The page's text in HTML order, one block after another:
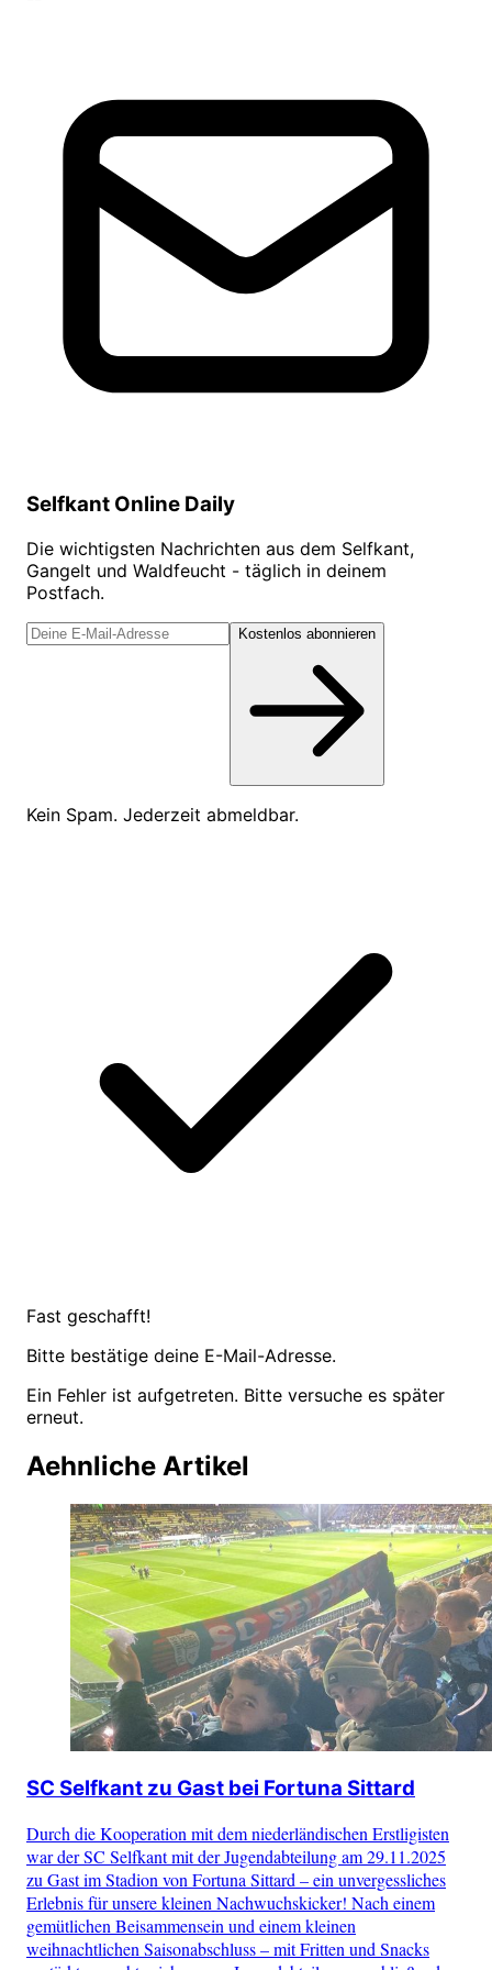
Selfkant Online Daily
Die wichtigsten Nachrichten aus dem Selfkant,
Gangelt und Waldfeucht - täglich in deinem
Postfach.
Kostenlos abonnieren
Kein Spam. Jederzeit abmeldbar.
Fast geschafft!
Bitte bestätige deine E-Mail-Adresse.
Ein Fehler ist aufgetreten. Bitte versuche es später
erneut.
Aehnliche Artikel
SC Selfkant zu Gast bei Fortuna Sittard
Durch die Kooperation mit dem niederländischen Erstligisten
war der SC Selfkant mit der Jugendabteilung am 29.11.2025
zu Gast im Stadion von Fortuna Sittard – ein unvergessliches
Erlebnis für unsere kleinen Nachwuchskicker! Nach einem
gemütlichen Beisammensein und einem kleinen
weihnachtlichen Saisonabschluss – mit Fritten und Snacks